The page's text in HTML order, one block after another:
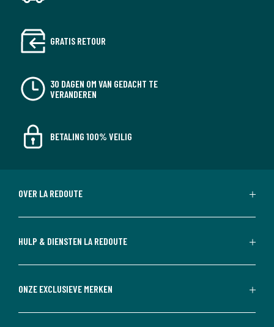
GRATIS RETOUR
30 DAGEN OM VAN GEDACHT TE
VERANDEREN
BETALING 100% VEILIG
OVER LA REDOUTE
HULP & DIENSTEN LA REDOUTE
ONZE EXCLUSIEVE MERKEN